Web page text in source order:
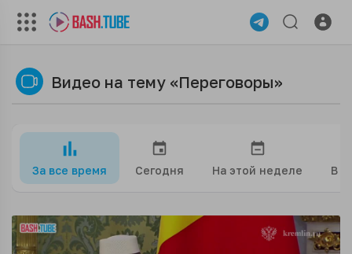
Видео на тему «Переговоры»
За все время Сегодня На этой неделе В